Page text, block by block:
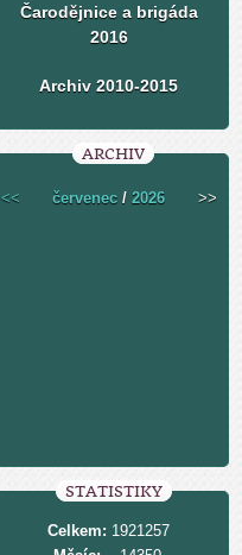
Čarodějnice a brigáda
2016
Archiv 2010-2015
ARCHIV
<< červenec /2026 >>
STATISTIKY
Celkem: 1921257